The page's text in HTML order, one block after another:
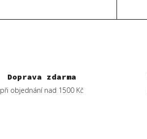
Doprava zdarma
při objednání nad 1500 Kč